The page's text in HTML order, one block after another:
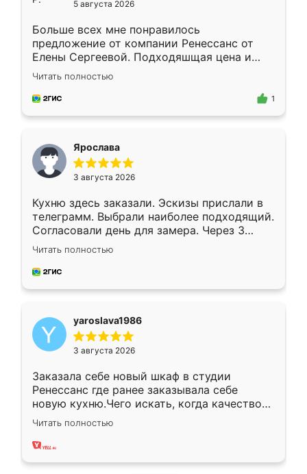
5 августа 2026
Больше всех мне понравилось
предложение от компании Ренессанс от
Елены Сергеевой. Подходяшщая цена и
короткие сроки изготовления. Приехавший
для замера сотрудник Владислав
предложил по моему эскизу самый
Читать полностью
1
Ярослава
3 августа 2026
Кухню здесь заказали. Эскизы прислали в
телеграмм. Выбрали наиболее подходящий.
Согласовали день для замера. Через 3
недели кухня была уже готова. Остались
довольны работой. Спасибо Ренессанс
мебель за качественную работу!
Читать полностью
yaroslava1986
3 августа 2026
Заказала себе новый шкаф в студии
Ренессанс где ранее заказывала себе
новую кухню.Чего искать, когда качеством
вполне довольна. Служит кухня уже почти
два года, нареканий нет.
Читать полностью